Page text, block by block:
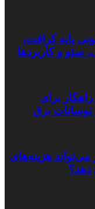
پایه کرافت،
سئو و کاربردها
راهکار برای
نوسانات برق
هزینه‌های
دهد؟